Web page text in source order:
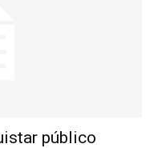
público